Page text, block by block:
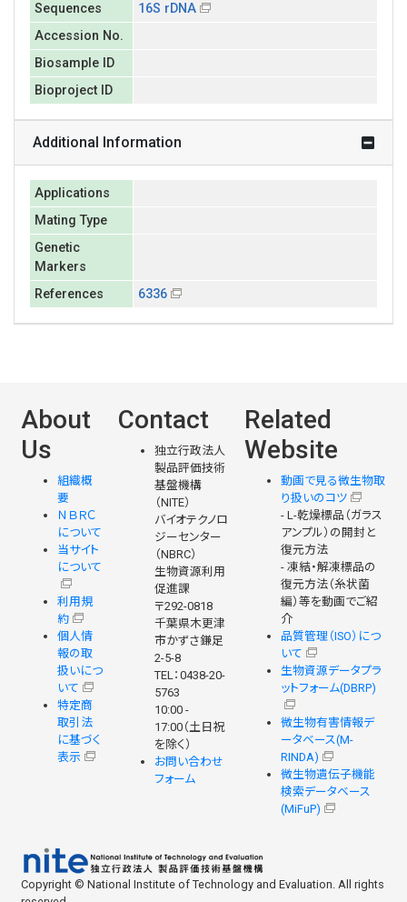
Sequences
16S rDNA
Accession No.
Biosample ID
Bioproject ID
Additional Information
Applications
Mating Type
Genetic
Markers
References
6336
About
Us
組織概
要
ＮＢＲＣ
について
当サイト
について
利用規
約
個人情
報の取
扱いにつ
いて
特定商
取引法
に基づく
表示
Contact
独立行政法人
製品評価技術
基盤機構
（NITE）
バイオテクノロ
ジーセンター
（NBRC）
生物資源利用
促進課
〒292-0818
千葉県木更津
市かずさ鎌足
2-5-8
TEL：0438-20-
5763
10:00 -
17:00（土日祝
を除く）
お問い合わせ
フォーム
Related
Website
動画で見る微生物取
り扱いのコツ
- L-乾燥標品（ガラス
アンプル）の開封と
復元方法
- 凍結・解凍標品の
復元方法（糸状菌
編）等を動画でご紹
介
品質管理（ISO）につ
いて
生物資源データプラ
ットフォーム(DBRP)
微生物有害情報デ
ータベース(M-
RINDA)
微生物遺伝子機能
検索データベース
(MiFuP)
Copyright © National Institute of Technology and Evaluation. All rights